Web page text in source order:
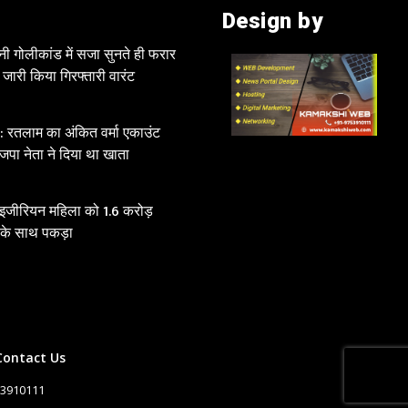
गोलीकांड में सजा सुनते ही फरार
किया गिरफ्तारी वारंट
का अंकित वर्मा एकाउंट
नेता ने दिया था खाता
महिला को 1.6 करोड़
साथ पकड़ा
Design by
Us